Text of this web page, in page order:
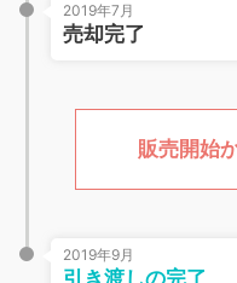
2019年7月
売却完了
販売開始
2019年9月